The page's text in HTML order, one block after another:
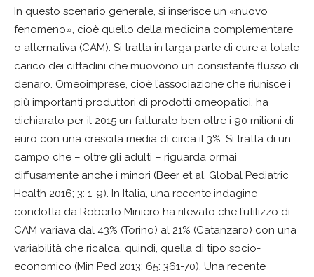
In questo scenario generale, si inserisce un «nuovo
fenomeno», cioè quello della medicina complementare
o alternativa (CAM). Si tratta in larga parte di cure a totale
carico dei cittadini che muovono un consistente flusso di
denaro. Omeoimprese, cioè l’associazione che riunisce i
più importanti produttori di prodotti omeopatici, ha
dichiarato per il 2015 un fatturato ben oltre i 90 milioni di
euro con una crescita media di circa il 3%. Si tratta di un
campo che – oltre gli adulti – riguarda ormai
diffusamente anche i minori (Beer et al. Global Pediatric
Health 2016; 3: 1-9). In Italia, una recente indagine
condotta da Roberto Miniero ha rilevato che l’utilizzo di
CAM variava dal 43% (Torino) al 21% (Catanzaro) con una
variabilità che ricalca, quindi, quella di tipo socio-
economico (Min Ped 2013; 65: 361-70). Una recente